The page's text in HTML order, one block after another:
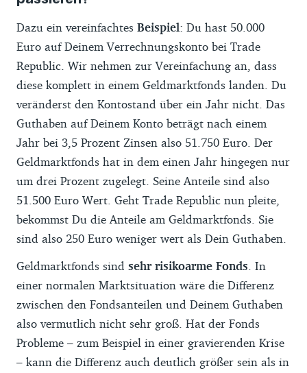
Dazu ein vereinfachtes Beispiel: Du hast 50.000
Euro auf Deinem Verrechnungskonto bei Trade
Republic. Wir nehmen zur Vereinfachung an, dass
diese komplett in einem Geldmarktfonds landen. Du
veränderst den Kontostand über ein Jahr nicht. Das
Guthaben auf Deinem Konto beträgt nach einem
Jahr bei 3,5 Prozent Zinsen also 51.750 Euro. Der
Geldmarktfonds hat in dem einen Jahr hingegen nur
um drei Prozent zugelegt. Seine Anteile sind also
51.500 Euro Wert. Geht Trade Republic nun pleite,
bekommst Du die Anteile am Geldmarktfonds. Sie
sind also 250 Euro weniger wert als Dein Guthaben.
Geldmarktfonds sind sehr risikoarme Fonds. In
einer normalen Marktsituation wäre die Differenz
zwischen den Fondsanteilen und Deinem Guthaben
also vermutlich nicht sehr groß. Hat der Fonds
Probleme – zum Beispiel in einer gravierenden Krise
– kann die Differenz auch deutlich größer sein als in